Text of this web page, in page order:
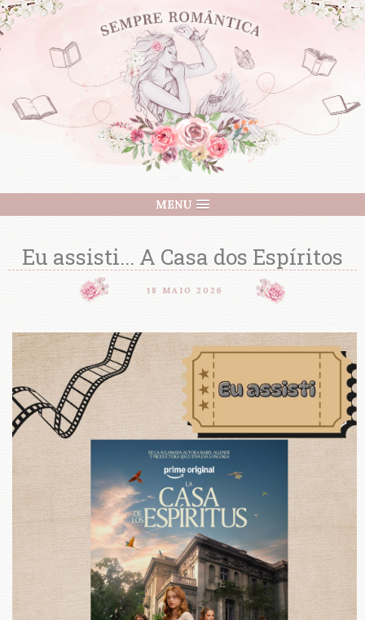
MENU
Eu assisti... A Casa dos Espíritos
18 MAIO 2026